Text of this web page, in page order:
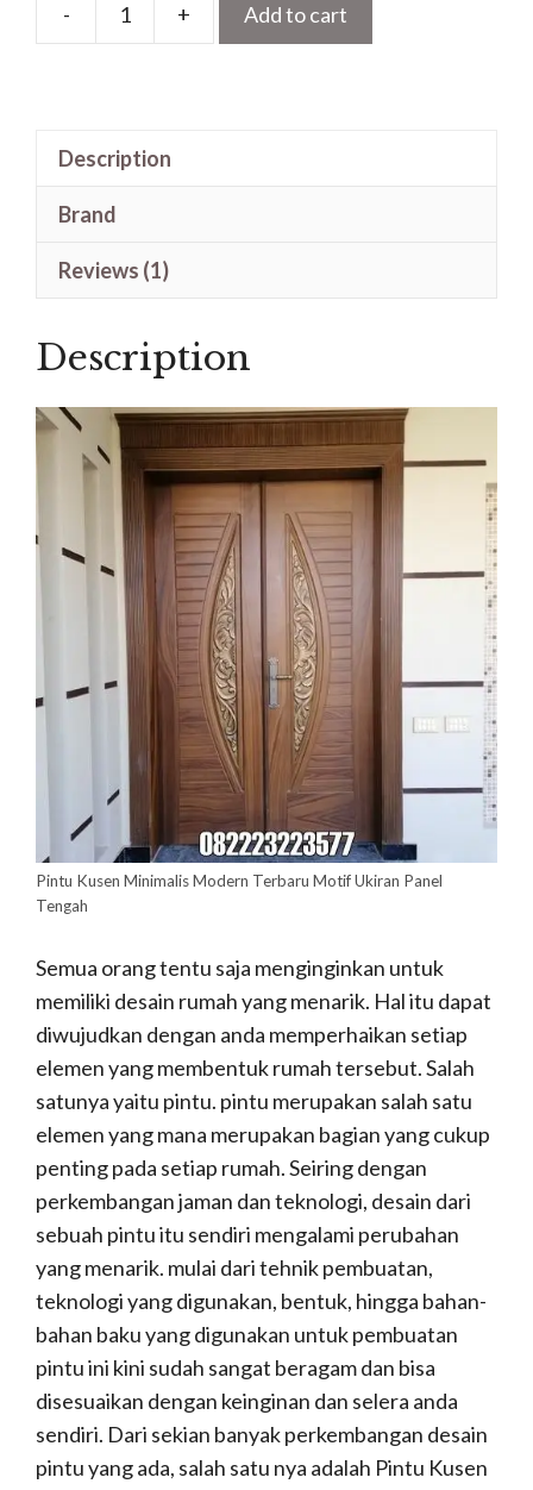
-
Pintu
Tengah
+ Add to cart
Description
Brand
Reviews (1)
Description
Pintu Kusen Minimalis Modern Terbaru Motif Ukiran Panel
Tengah
Semua orang tentu saja menginginkan untuk
memiliki desain rumah yang menarik. Hal itu dapat
diwujudkan dengan anda memperhaikan setiap
elemen yang membentuk rumah tersebut. Salah
satunya yaitu pintu. pintu merupakan salah satu
elemen yang mana merupakan bagian yang cukup
penting pada setiap rumah. Seiring dengan
perkembangan jaman dan teknologi, desain dari
sebuah pintu itu sendiri mengalami perubahan
yang menarik. mulai dari tehnik pembuatan,
teknologi yang digunakan, bentuk, hingga bahan-
bahan baku yang digunakan untuk pembuatan
pintu ini kini sudah sangat beragam dan bisa
disesuaikan dengan keinginan dan selera anda
sendiri. Dari sekian banyak perkembangan desain
pintu yang ada, salah satu nya adalah Pintu Kusen